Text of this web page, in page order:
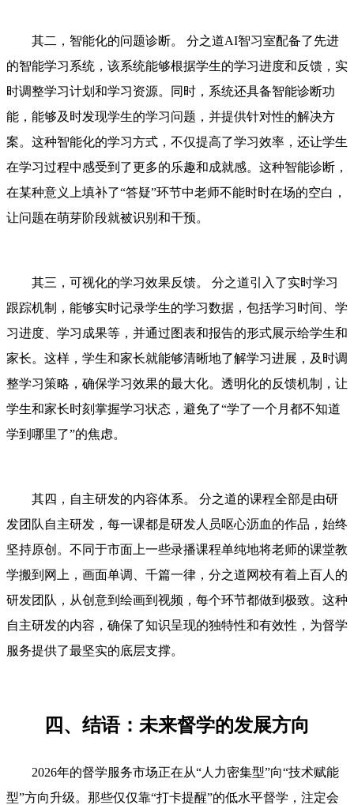
其二，智能化的问题诊断。 分之道AI智习室配备了先进
的智能学习系统，该系统能够根据学生的学习进度和反馈，实
时调整学习计划和学习资源。同时，系统还具备智能诊断功
能，能够及时发现学生的学习问题，并提供针对性的解决方
案。这种智能化的学习方式，不仅提高了学习效率，还让学生
在学习过程中感受到了更多的乐趣和成就感。这种智能诊断，
在某种意义上填补了“答疑”环节中老师不能时时在场的空白，
让问题在萌芽阶段就被识别和干预。
其三，可视化的学习效果反馈。 分之道引入了实时学习
跟踪机制，能够实时记录学生的学习数据，包括学习时间、学
习进度、学习成果等，并通过图表和报告的形式展示给学生和
家长。这样，学生和家长就能够清晰地了解学习进展，及时调
整学习策略，确保学习效果的最大化。透明化的反馈机制，让
学生和家长时刻掌握学习状态，避免了“学了一个月都不知道
学到哪里了”的焦虑。
其四，自主研发的内容体系。 分之道的课程全部是由研
发团队自主研发，每一课都是研发人员呕心沥血的作品，始终
坚持原创。不同于市面上一些录播课程单纯地将老师的课堂教
学搬到网上，画面单调、千篇一律，分之道网校有着上百人的
研发团队，从创意到绘画到视频，每个环节都做到极致。这种
自主研发的内容，确保了知识呈现的独特性和有效性，为督学
服务提供了最坚实的底层支撑。
四、结语：未来督学的发展方向
2026年的督学服务市场正在从“人力密集型”向“技术赋能
型”方向升级。那些仅仅靠“打卡提醒”的低水平督学，注定会